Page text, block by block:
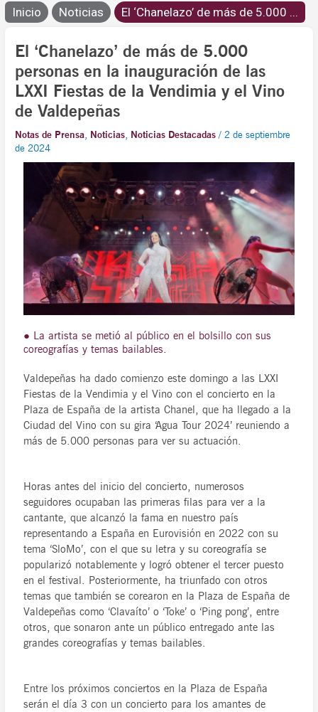
Inicio Noticias El ‘Chanelazo’ de más de 5.000 ...
El ‘Chanelazo’ de más de 5.000
personas en la inauguración de las
LXXI Fiestas de la Vendimia y el Vino
de Valdepeñas
Notas de Prensa, Noticias, Noticias Destacadas /2 de septiembre
de 2024
● La artista se metió al público en el bolsillo con sus
coreografías y temas bailables.
Valdepeñas ha dado comienzo este domingo a las LXXI
Fiestas de la Vendimia y el Vino con el concierto en la
Plaza de España de la artista Chanel, que ha llegado a la
Ciudad del Vino con su gira ‘Agua Tour 2024’ reuniendo a
más de 5.000 personas para ver su actuación.
Horas antes del inicio del concierto, numerosos
seguidores ocupaban las primeras filas para ver a la
cantante, que alcanzó la fama en nuestro país
representando a España en Eurovisión en 2022 con su
tema ‘SloMo’, con el que su letra y su coreografía se
popularizó notablemente y logró obtener el tercer puesto
en el festival. Posteriormente, ha triunfado con otros
temas que también se corearon en la Plaza de España de
Valdepeñas como ‘Clavaíto’ o ‘Toke’ o ‘Ping pong’, entre
otros, que sonaron ante un público entregado ante las
grandes coreografías y temas bailables.
Entre los próximos conciertos en la Plaza de España
serán el día 3 con un concierto para los amantes de